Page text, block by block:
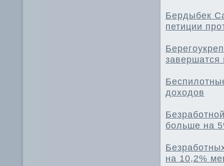
Бердыбек
петиции
доходов
больше на
на 10,2%